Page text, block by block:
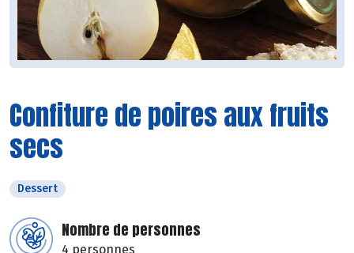
Confiture de poires aux fruits
secs
Dessert
Nombre de personnes
4 personnes